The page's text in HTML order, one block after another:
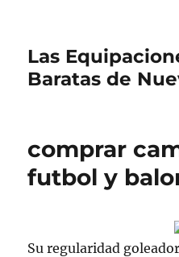
Las
Baratas de
comprar
futbol y
Su regularidad